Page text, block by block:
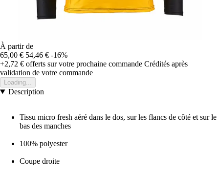
À partir de
65,00 € 54,46 € -16%
+2,72 € offerts sur votre prochaine commande Crédités après
validation de votre commande
Loading...
Description
Tissu micro fresh aéré dans le dos, sur les flancs de côté et sur le
bas des manches
100% polyester
Coupe droite